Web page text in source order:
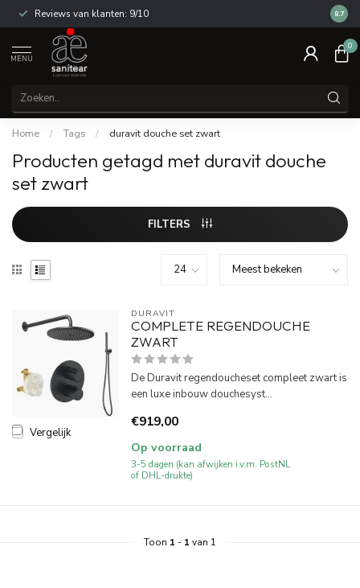
Reviews van klanten: 9/10 14
8.7
MENU
0
Home / Tags / duravit douche set zwart
Producten getagd met duravit douche
set zwart
FILTERS
Vergelijk
DURAVIT
COMPLETE REGENDOUCHE
ZWART
De Duravit regendoucheset compleet zwart is
een luxe inbouw douchesyst...
€919,00
Op voorraad
3-5 dagen (kan afwijken i.v.m. PostNL
of DHL-drukte)
Toon 1 - 1 van 1